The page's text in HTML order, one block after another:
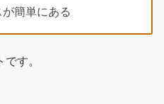
簡単にある
す。